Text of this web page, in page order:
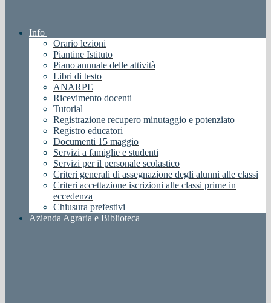
Info
Orario lezioni
Piantine Istituto
Piano annuale delle attività
Libri di testo
ANARPE
Ricevimento docenti
Tutorial
Registrazione recupero minutaggio e potenziato
Registro educatori
Documenti 15 maggio
Servizi a famiglie e studenti
Servizi per il personale scolastico
Criteri generali di assegnazione degli alunni alle classi
Criteri accettazione iscrizioni alle classi prime in
eccedenza
Chiusura prefestivi
Azienda Agraria e Biblioteca